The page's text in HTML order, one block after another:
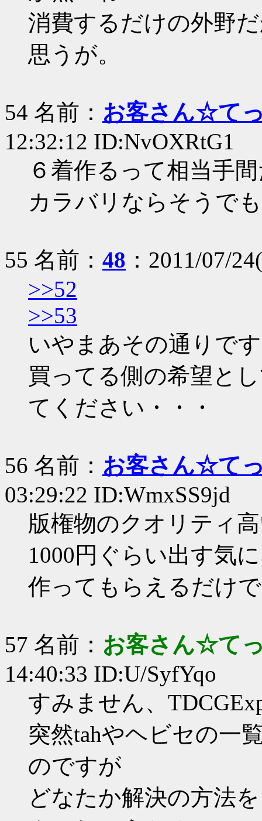
消費するだけの外野
思うが。
54 名前： お客さん☆て
12:32:12 ID:NvOXRtG1
６着作るって相当手
カラバリならそうで
55 名前： 48 ：2011/07/
>>52
>>53
いやまあその通りで
買ってる側の希望と
てください・・・
56 名前： お客さん☆て
03:29:22 ID:WmxSS9jd
版権物のクオリティ
1000円ぐらい出す気
作ってもらえるだけ
57 名前： お客さん☆て
14:40:33 ID:U/SyfYqo
すみません、
突然tahやヘビセの一
のですが
どなたか解決の方法